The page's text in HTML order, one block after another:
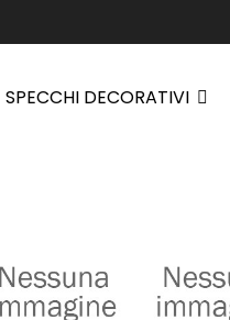
SPECCHI DECORATIVI